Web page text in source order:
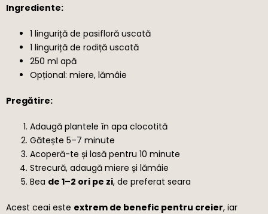
Ingrediente:
1 linguriță de pasifloră uscată
1 linguriță de rodiță uscată
250 ml apă
Opțional: miere, lămâie
Pregătire:
Adaugă plantele în apa clocotită
Gătește 5–7 minute
Acoperă-te și lasă pentru 10 minute
Strecură, adaugă miere și lămâie
Bea de 1–2 ori pe zi, de preferat seara
Acest ceai este extrem de benefic pentru creier, iar